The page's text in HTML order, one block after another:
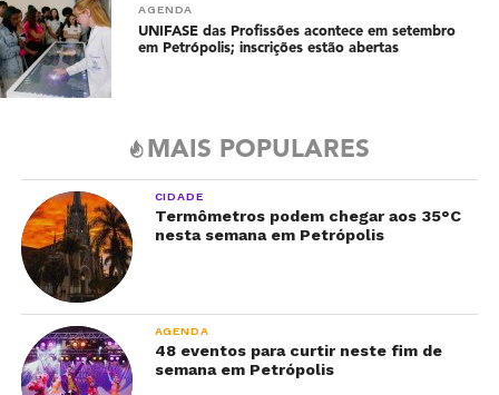
AGENDA
UNIFASE das Profissões acontece em setembro
em Petrópolis; inscrições estão abertas
MAIS POPULARES
CIDADE
Termômetros podem chegar aos 35°C
nesta semana em Petrópolis
AGENDA
48 eventos para curtir neste fim de
semana em Petrópolis